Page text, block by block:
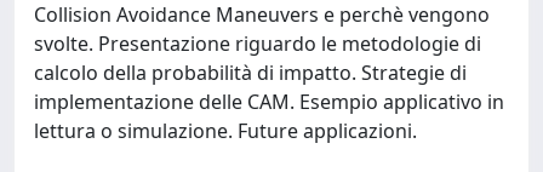
Collision Avoidance Maneuvers e perchè vengono
svolte. Presentazione riguardo le metodologie di
calcolo della probabilità di impatto. Strategie di
implementazione delle CAM. Esempio applicativo in
lettura o simulazione. Future applicazioni.